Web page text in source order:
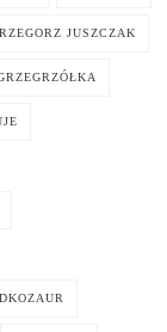
JUSZCZAK